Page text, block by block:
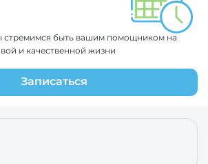
стремимся быть вашим помощником на
и качественной жизни
Записаться